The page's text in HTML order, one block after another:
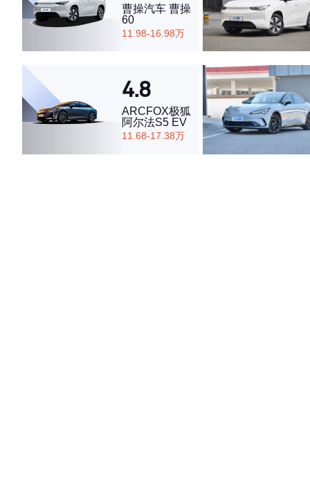
曹操汽车 曹操
60
11.98-16.98万
4.8
ARCFOX极狐
阿尔法S5 EV
11.68-17.38万